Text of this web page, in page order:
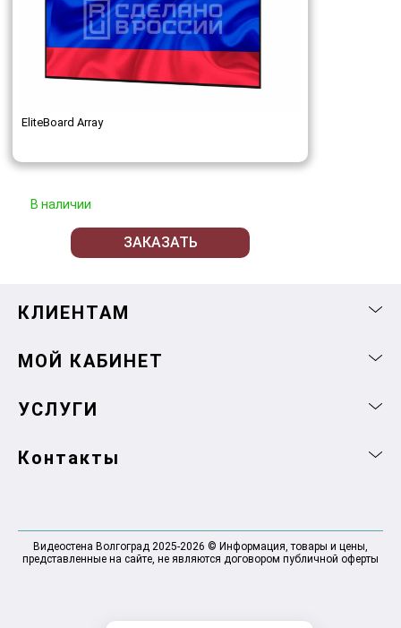
EliteBoard Array
В наличии
ЗАКАЗАТЬ
КЛИЕНТАМ
МОЙ КАБИНЕТ
УСЛУГИ
Контакты
Видеостена Волгоград 2025-2026 © Информация, товары и цены,
представленные на сайте, не являются договором публичной оферты